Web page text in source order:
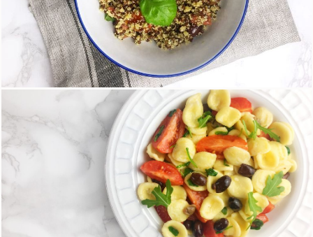
Quinoa con pomodorini, olive e basilico
15 Maggio 2018